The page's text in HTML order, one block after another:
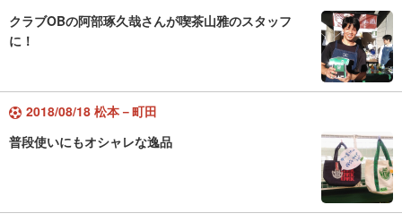
クラブOBの阿部琢久哉さんが喫茶山雅のスタッフ
に！
2018/08/18 松本－町田
普段使いにもオシャレな逸品